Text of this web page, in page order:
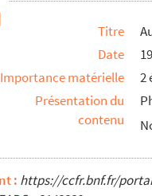
Titre
Date
Importance matérielle
2
Présentation du
contenu
: https://ccfr.bnf.fr/